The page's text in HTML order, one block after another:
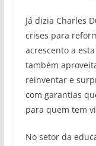
Já dizia Charles
crises para
acrescento a
também
reinventar e
com garantias
para quem tem
No setor da